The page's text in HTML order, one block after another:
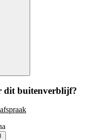
dit buitenverblijf?